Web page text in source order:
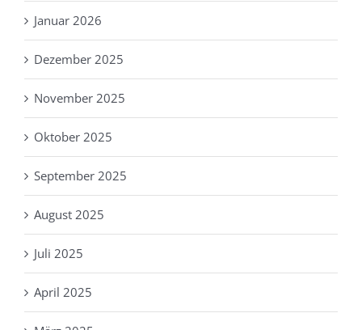
Januar 2026
Dezember 2025
November 2025
Oktober 2025
September 2025
August 2025
Juli 2025
April 2025